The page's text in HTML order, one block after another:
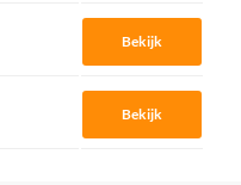
Bekijk
Bekijk